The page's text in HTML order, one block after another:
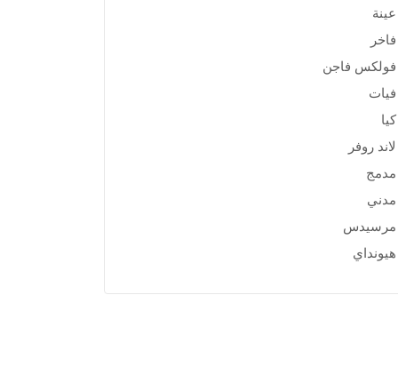
عينة
فاخر
فولكس فاجن
فيات
كيا
لاند روفر
مدمج
مدني
مرسيدس
هيونداي